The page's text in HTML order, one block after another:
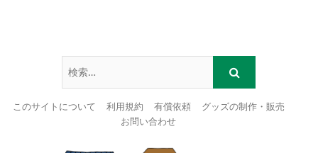
このサイトについて 利用規約 有償依頼
グッズの制作・販売
お問い合わせ